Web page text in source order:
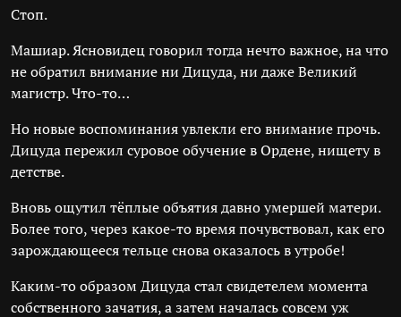
Стоп.
Машиар. Ясновидец говорил тогда нечто важное, на что
не обратил внимание ни Дицуда, ни даже Великий
магистр. Что-то…
Но новые воспоминания увлекли его внимание прочь.
Дицуда пережил суровое обучение в Ордене, нищету в
детстве.
Вновь ощутил тёплые объятия давно умершей матери.
Более того, через какое-то время почувствовал, как его
зарождающееся тельце снова оказалось в утробе!
Каким-то образом Дицуда стал свидетелем момента
собственного зачатия, а затем началась совсем уж